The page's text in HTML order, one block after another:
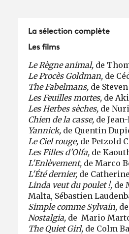
La sélection complète
Les films
Le Règne animal, de
Le Procès Goldman, de
The Fabelmans, de
Les Feuilles mortes, de
Les Herbes sèches, de
Chien de la casse, de
Yannick, de Quentin
Le Ciel rouge, de Petzold
Les Filles d'Olfa, de
L'Enlèvement, de Marco
L'Été dernier, de
Linda veut du poulet !, de
Malta, Sébastien
Simple comme Sylvain,
Nostalgia, de Mario
The Quiet Girl, de Colm